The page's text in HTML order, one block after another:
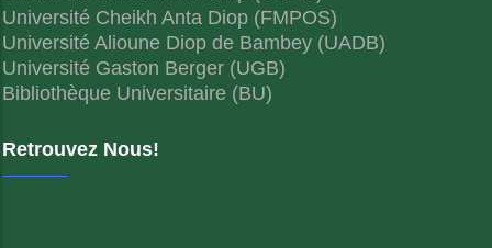
Université Cheikh Anta Diop (FMPOS)
Université Alioune Diop de Bambey (UADB)
Université Gaston Berger (UGB)
Bibliothèque Universitaire (BU)
Retrouvez Nous!